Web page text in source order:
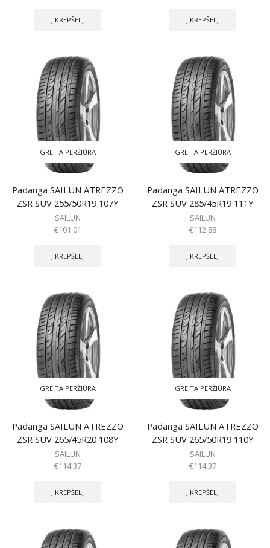
Į KREPŠELĮ Į KREPŠELĮ
GREITA PERŽIŪRA
Padanga SAILUN ATREZZO
ZSR SUV 255/50R19 107Y
SAILUN
€101.01
Į KREPŠELĮ
GREITA PERŽIŪRA
Padanga SAILUN ATREZZO
ZSR SUV 285/45R19 111Y
SAILUN
€112.88
Į KREPŠELĮ
GREITA PERŽIŪRA
Padanga SAILUN ATREZZO
ZSR SUV 265/45R20 108Y
SAILUN
€114.37
Į KREPŠELĮ
GREITA PERŽIŪRA
Padanga SAILUN ATREZZO
ZSR SUV 265/50R19 110Y
SAILUN
€114.37
Į KREPŠELĮ